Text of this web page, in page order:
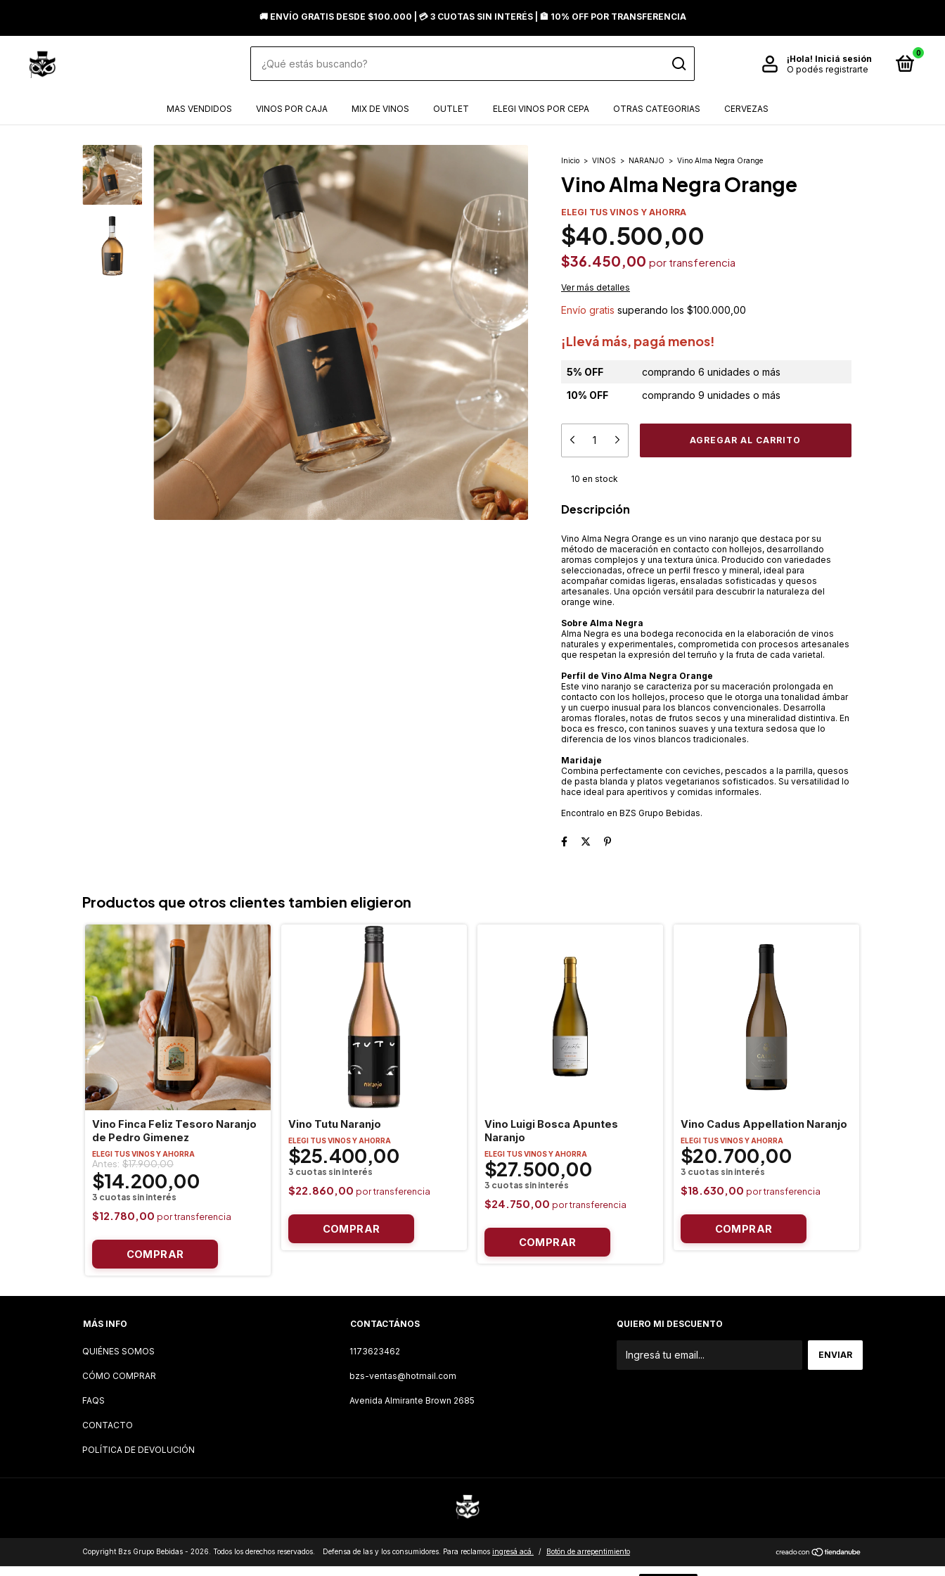
🚚 ENVÍO GRATIS DESDE $100.000 | 💳 3 CUOTAS SIN INTERÉS | 🏦 10% OFF POR TRANSFERENCIA
¡Hola! Iniciá sesión
O podés registrarte
0
MAS VENDIDOS VINOS POR CAJA MIX DE VINOS OUTLET ELEGI VINOS POR CEPA OTRAS CATEGORIAS CERVEZAS
Inicio > VINOS > NARANJO > Vino Alma Negra Orange
Vino Alma Negra Orange
ELEGI TUS VINOS Y AHORRA
$40.500,00
$36.450,00
Ver más detalles
Envío gratis superando los $100.000,00
¡Llevá más, pagá menos!
5% OFF
comprando 6 unidades o más
10% OFF
comprando 9 unidades o más
10 en stock
Descripción
Vino Alma Negra Orange es un vino naranjo que destaca por su
método de maceración en contacto con hollejos, desarrollando
aromas complejos y una textura única. Producido con variedades
seleccionadas, ofrece un perfil fresco y mineral, ideal para
acompañar comidas ligeras, ensaladas sofisticadas y quesos
artesanales. Una opción versátil para descubrir la naturaleza del
orange wine.
Sobre Alma Negra
Alma Negra es una bodega reconocida en la elaboración de vinos
naturales y experimentales, comprometida con procesos artesanales
que respetan la expresión del terruño y la fruta de cada varietal.
Perfil de Vino Alma Negra Orange
Este vino naranjo se caracteriza por su maceración prolongada en
contacto con los hollejos, proceso que le otorga una tonalidad ámbar
y un cuerpo inusual para los blancos convencionales. Desarrolla
aromas florales, notas de frutos secos y una mineralidad distintiva. En
boca es fresco, con taninos suaves y una textura sedosa que lo
diferencia de los vinos blancos tradicionales.
Maridaje
Combina perfectamente con ceviches, pescados a la parrilla, quesos
de pasta blanda y platos vegetarianos sofisticados. Su versatilidad lo
hace ideal para aperitivos y comidas informales.
Encontralo en BZS Grupo Bebidas.
Productos que otros clientes tambien eligieron
Vino Finca Feliz Tesoro Naranjo
de Pedro Gimenez
ELEGI TUS VINOS Y AHORRA
$14.200,00
$17.900,00
$12.780,00
Vino Tutu Naranjo
ELEGI TUS VINOS Y AHORRA
$25.400,00
$22.860,00
Vino Luigi Bosca Apuntes
Naranjo
ELEGI TUS VINOS Y AHORRA
$27.500,00
$24.750,00
Vino Cadus Appellation Naranjo
ELEGI TUS VINOS Y AHORRA
$20.700,00
$18.630,00
MÁS INFO
QUIÉNES SOMOS
CÓMO COMPRAR
FAQS
CONTACTO
POLÍTICA DE DEVOLUCIÓN
CONTACTÁNOS
1173623462
bzs-ventas@hotmail.com
Avenida Almirante Brown 2685
QUIERO MI DESCUENTO
Copyright Bzs Grupo Bebidas - 2026. Todos los derechos reservados. Defensa de las y los consumidores. Para reclamos ingresá acá. / Botón de arrepentimiento